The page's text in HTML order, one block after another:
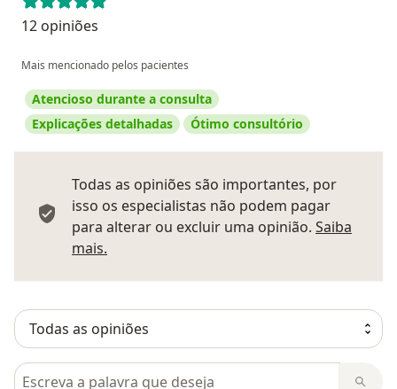
12 opiniões
Mais mencionado pelos pacientes
Atencioso durante a consulta
Explicações detalhadas
Ótimo consultório
Todas as opiniões são importantes, por
isso os especialistas não podem pagar
para alterar ou excluir uma opinião. Saiba
mais.
Pesquisar em opiniões